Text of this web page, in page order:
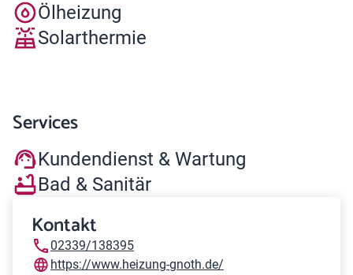
Ölheizung
Solarthermie
Services
Kundendienst & Wartung
Bad & Sanitär
Kontakt
02339/138395
https://www.heizung-gnoth.de/